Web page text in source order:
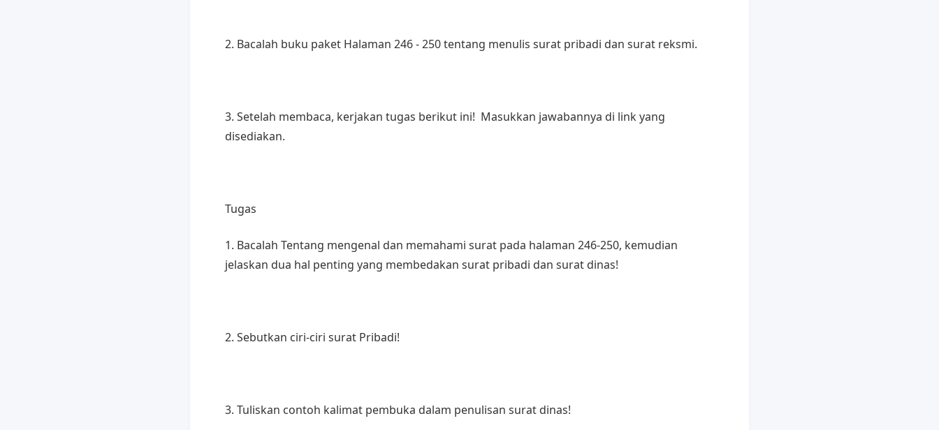
2. Bacalah buku paket Halaman 246 - 250 tentang menulis surat pribadi dan surat reksmi.
3. Setelah membaca, kerjakan tugas berikut ini! Masukkan jawabannya di link yang
disediakan.
Tugas
1. Bacalah Tentang mengenal dan memahami surat pada halaman 246-250, kemudian
jelaskan dua hal penting yang membedakan surat pribadi dan surat dinas!
2. Sebutkan ciri-ciri surat Pribadi!
3. Tuliskan contoh kalimat pembuka dalam penulisan surat dinas!